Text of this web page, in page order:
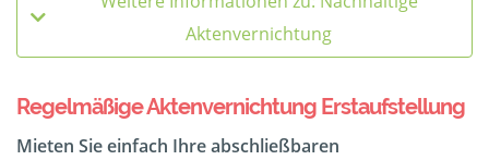
Aktenvernichtung
Regelmäßige Aktenvernichtung Erstaufstellung
Mieten Sie einfach Ihre abschließbaren